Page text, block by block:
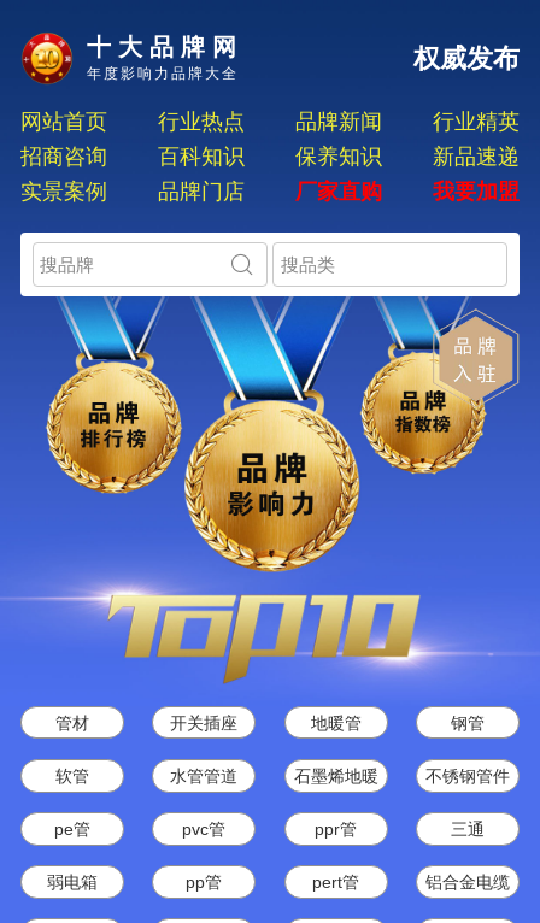
十大品牌网
年度影响力品牌大全
权威发布
网站首页 行业热点 品牌新闻
行业精英
招商咨询
百科知识 保养知识
新品速递
实景案例
品牌门店 厂家直购 我要加盟
管材 开关插座 地暖管 钢管
软管 水管管道 石墨烯地暖 不锈钢管件
pe管 pvc管 ppr管 三通
弱电箱 pp管 pert管 铝合金电缆